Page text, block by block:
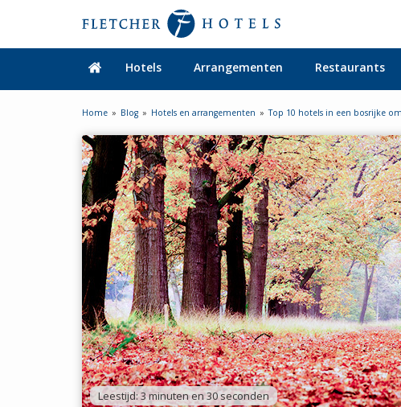
Hotels Arrangementen Restaurants
Home Blog Hotels en arrangementen Top 10 hotels in een bosrijke
Leestijd: 3 minuten en 30 seconden